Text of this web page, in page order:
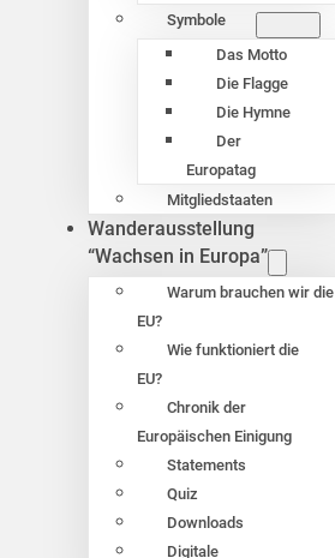
Symbole
Das Motto
Die Flagge
Die Hymne
Der
Europatag
Mitgliedstaaten
Wanderausstellung
“Wachsen in Europa”
Warum brauchen wir die
EU?
Wie funktioniert die
EU?
Chronik der
Europäischen Einigung
Statements
Quiz
Downloads
Digitale